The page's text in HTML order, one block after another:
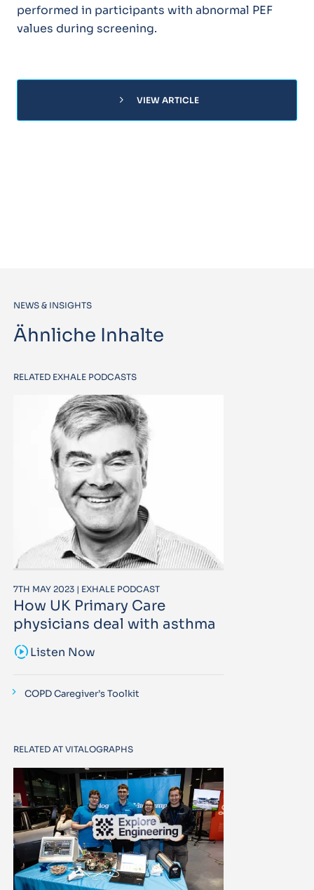
performed in participants with abnormal PEF
values during screening.
chevron_right VIEW ARTICLE
NEWS & INSIGHTS
Ähnliche Inhalte
RELATED EXHALE PODCASTS
7TH MAY 2023 | EXHALE PODCAST
How UK Primary Care
physicians deal with asthma
sound_samplerListen Now
COPD Caregiver’s Toolkit
RELATED AT VITALOGRAPHS